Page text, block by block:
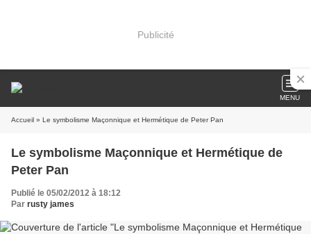
Publicité
MENU
Accueil » Le symbolisme Maçonnique et Hermétique de Peter Pan
Le symbolisme Maçonnique et Hermétique de
Peter Pan
Publié le 05/02/2012 à 18:12
Par rusty james